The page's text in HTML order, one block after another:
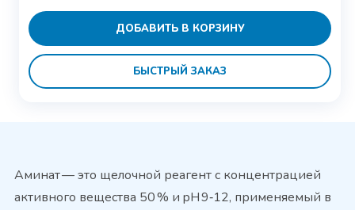
ДОБАВИТЬ В КОРЗИНУ
БЫСТРЫЙ ЗАКАЗ
Аминат — это щелочной реагент с концентрацией
активного вещества 50 % и pH 9‑12, применяемый в